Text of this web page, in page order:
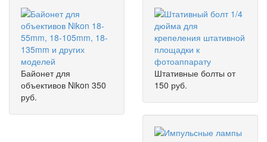
Байонет для
объективов Nikon 350
руб.
Штативные болты от
150 руб.